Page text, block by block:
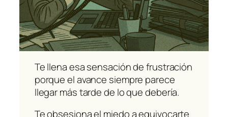
Te llena esa sensación de frustración
porque el avance siempre parece
llegar más tarde de lo que debería.
Te obsesiona el miedo a equivocarte